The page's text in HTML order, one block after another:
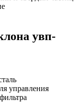
увп-
управления